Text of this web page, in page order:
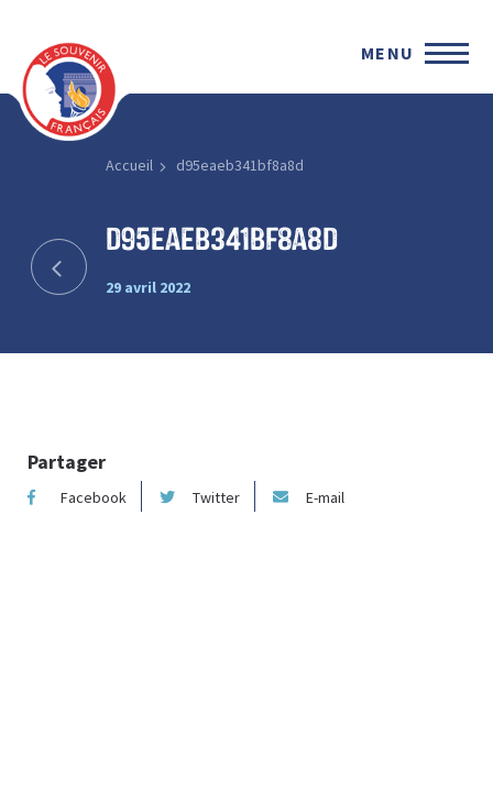
MENU
Accueil d95eaeb341bf8a8d
d95eaeb341bf8a8d
29 avril 2022
Partager
Facebook Twitter E-mail